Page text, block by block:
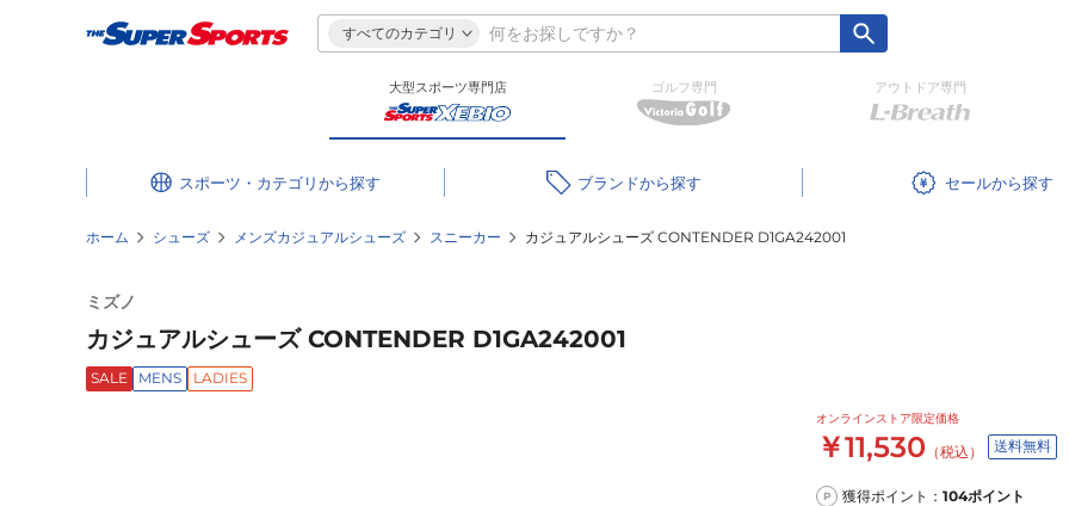
すべてのカテゴリ
大型スポーツ専門店 ゴルフ専門 アウトドア専門
スポーツ・カテゴリ ブランド セール
ホーム シューズ メンズカジュアルシューズ スニーカー カジュアルシューズ CONTENDER D1GA242001
ミズノ
カジュアルシューズ CONTENDER D1GA242001
SALE MENS LADIES
オンラインストア限定価格
￥11,530 （税込） 送料無料
P 獲得ポイント： 104ポイント